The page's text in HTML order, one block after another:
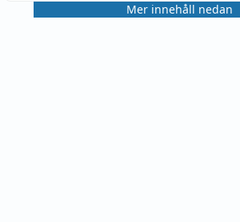
Mer innehåll nedan